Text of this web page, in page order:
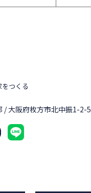
つくる
/ 大阪府枚方市北中振1-2-5